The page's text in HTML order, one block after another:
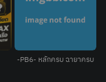
-PB6- หลักครบ ฉายาครบ